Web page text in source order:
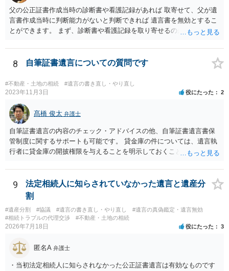
父の公正証書作成当時の診断書や看護記録があれば 取寄せて、父が遺
言書作成当時に判断能力がないと判断できれば 遺言書を無効とするこ
とができます。 まず、診断書や看護記録を取り寄せるのが重要となり
いと思います。
8 自筆証書遺言についての質問です
#不動産・土地の相続 #遺言の書き直し・やり直し
2023年11月3日 役にたった 2
髙橋 俊太 弁護士
自筆証書遺言の内容のチェック・アドバイスの他、自筆証書遺言書保
管制度に関するサポートも可能です。 貸金庫の件については、遺言執
行者に貸金庫の開披権限を与えることを明示しておくことでクリアで
9
法定相続人に知らされていなかった遺言と遺産分
割
#遺産分割 #協議 #遺言の書き直し・やり直し
#遺言の真偽鑑定・遺言無効
#相続トラブルの代理交渉
#不動産・土地の相続
2026年7月18日 役にたった 3
匿名A 弁護士
・当初法定相続人に知らされなかった公正証書遺言は有効なものです